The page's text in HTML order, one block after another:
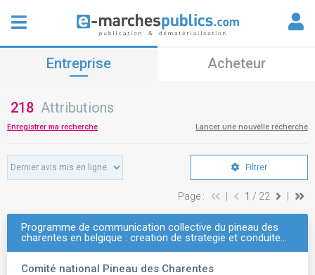
Entreprise Acheteur
218 Attributions
Enregistrer ma recherche Lancer une nouvelle recherche
Filtrer
Page : 1 / 22
Programme de communication collective du pineau des
charentes en belgique : creation de strategie et conduite…
Comité national Pineau des Charentes